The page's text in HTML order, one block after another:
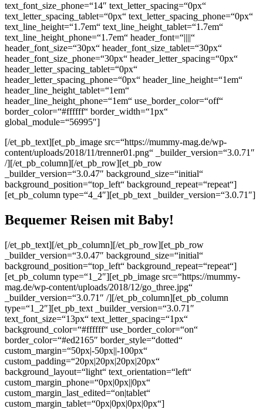
text_font_size_phone=“14″ text_letter_spacing=“0px“
text_letter_spacing_tablet=“0px“ text_letter_spacing_phone=“0px“
text_line_height=“1.7em“ text_line_height_tablet=“1.7em“
text_line_height_phone=“1.7em“ header_font=“||||“
header_font_size=“30px“ header_font_size_tablet=“30px“
header_font_size_phone=“30px“ header_letter_spacing=“0px“
header_letter_spacing_tablet=“0px“
header_letter_spacing_phone=“0px“ header_line_height=“1em“
header_line_height_tablet=“1em“
header_line_height_phone=“1em“ use_border_color=“off“
border_color=“#ffffff“ border_width=“1px“
global_module=“56995″]
[/et_pb_text][et_pb_image src=“https://mummy-mag.de/wp-
content/uploads/2018/11/trenner01.png“ _builder_version=“3.0.71″
/][/et_pb_column][/et_pb_row][et_pb_row
_builder_version=“3.0.47″ background_size=“initial“
background_position=“top_left“ background_repeat=“repeat“]
[et_pb_column type=“4_4″][et_pb_text _builder_version=“3.0.71″]
Bequemer Reisen mit Baby!
[/et_pb_text][/et_pb_column][/et_pb_row][et_pb_row
_builder_version=“3.0.47″ background_size=“initial“
background_position=“top_left“ background_repeat=“repeat“]
[et_pb_column type=“1_2″][et_pb_image src=“https://mummy-
mag.de/wp-content/uploads/2018/12/go_three.jpg“
_builder_version=“3.0.71″ /][/et_pb_column][et_pb_column
type=“1_2″][et_pb_text _builder_version=“3.0.71″
text_font_size=“13px“ text_letter_spacing=“1px“
background_color=“#ffffff“ use_border_color=“on“
border_color=“#ed2165″ border_style=“dotted“
custom_margin=“50px|-50px||-100px“
custom_padding=“20px|20px|20px|20px“
background_layout=“light“ text_orientation=“left“
custom_margin_phone=“0px|0px||0px“
custom_margin_last_edited=“on|tablet“
custom_margin_tablet=“0px|0px|0px|0px“]